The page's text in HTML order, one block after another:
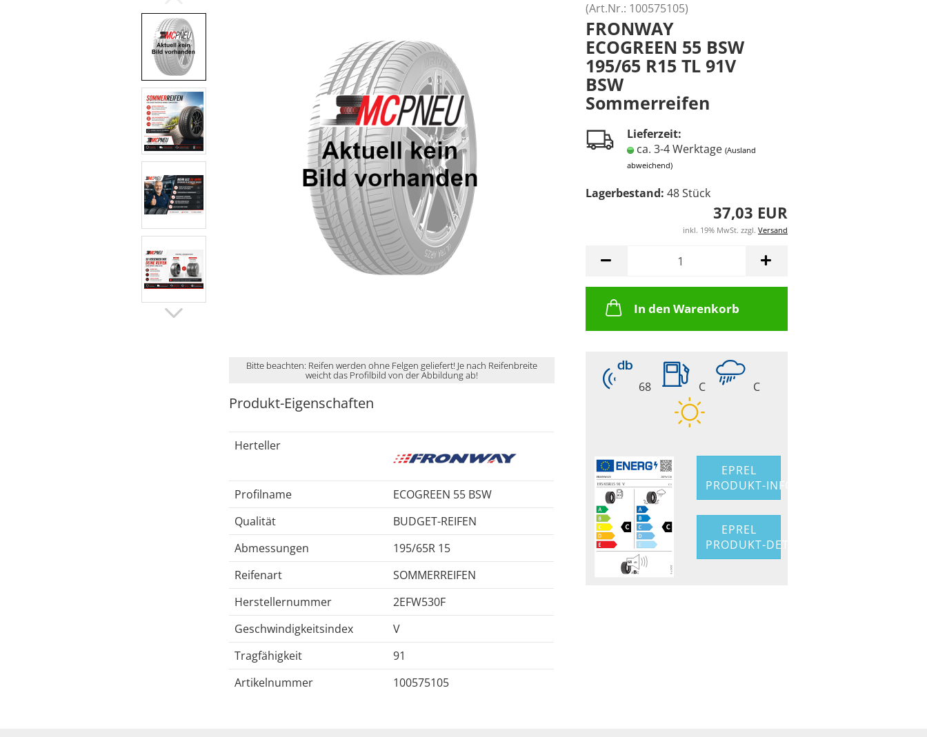
Bitte beachten: Reifen werden ohne Felgen geliefert! Je nach Reifenbreite
weicht das Profilbild von der Abbildung ab!
Produkt-Eigenschaften
Herteller
Profilname
ECOGREEN 55 BSW
Qualität
BUDGET-REIFEN
Abmessungen
195/65R 15
Reifenart
SOMMERREIFEN
Herstellernummer
2EFW530F
Geschwindigkeitsindex
V
Tragfähigkeit
91
Artikelnummer
100575105
(Art.Nr.: 100575105)
FRONWAY
ECOGREEN 55 BSW
195/65 R15 TL 91V
BSW
Sommerreifen
Lieferzeit:
ca. 3-4 Werktage (Ausland
abweichend)
Lagerbestand: 48Stück
37,03 EUR
inkl. 19% MwSt. zzgl. Versand
In den Warenkorb
68 C C
EPREL
PRODUKT-INFO
EPREL
PRODUKT-DETAIL